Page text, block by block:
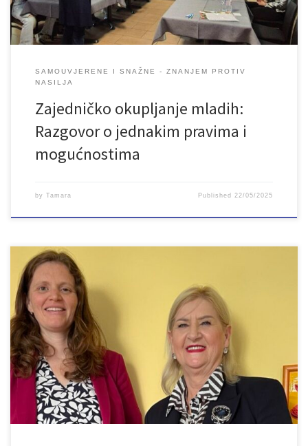
SAMOUVJERENE I SNAŽNE - ZNANJEM PROTIV
NASILJA
Zajedničko okupljanje mladih:
Razgovor o jednakim pravima i
mogućnostima
by Tamara Published22/05/2025
U prostorijama Udruženja LAN imali smo vrlo konstruktivan i
inspirativan susret s predstavnicima nizozemske ambasade u
Sarajevu. U dvosatnom razgovoru s Nona de Jonge, regionalnom
koordinatoricom za sigurnost razgovaralo se o radu Udruženja,
položaju mladih generalno u državi i Kantonu, te projektu kojeg
realiziramo s mladima u Bosanskoj Krupi a […]